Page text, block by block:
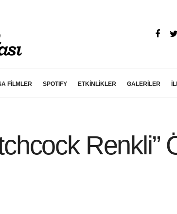
FİLMLER SPOTIFY ETKİNLİKLER GALERİLER
Renkli”